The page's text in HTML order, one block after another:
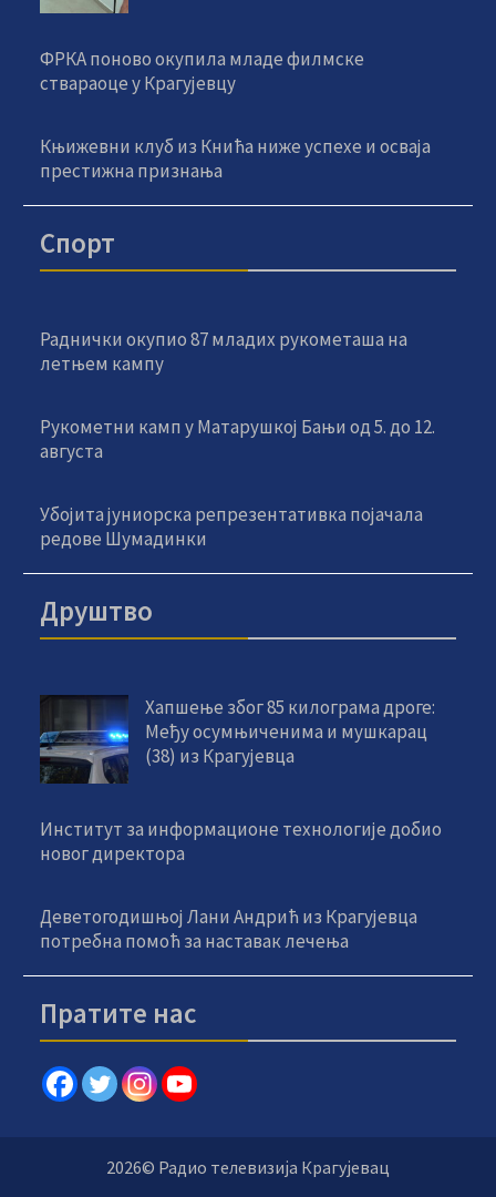
ФРКА поново окупила младе филмске
ствараоце у Крагујевцу
Књижевни клуб из Кнића ниже успехе и осваја
престижна признања
Спорт
Раднички окупио 87 младих рукометаша на
летњем кампу
Рукометни камп у Матарушкој Бањи од 5. до 12.
августа
Убојита јуниорска репрезентативка појачала
редове Шумадинки
Друштво
Хапшење због 85 килограма дроге:
Међу осумњиченима и мушкарац
(38) из Крагујевца
Институт за информационе технологије добио
новог директора
Деветогодишњој Лани Андрић из Крагујевца
потребна помоћ за наставак лечења
Пратите нас
2026© Радио телевизија Крагујевац